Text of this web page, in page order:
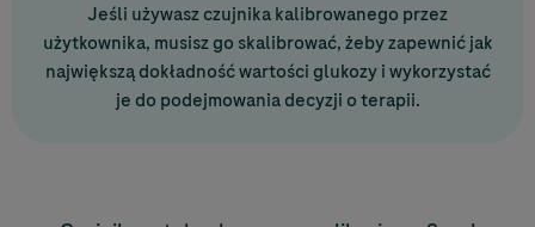
Jeśli używasz czujnika kalibrowanego przez
użytkownika, musisz go skalibrować, żeby zapewnić jak
największą dokładność wartości glukozy i wykorzystać
je do podejmowania decyzji o terapii.